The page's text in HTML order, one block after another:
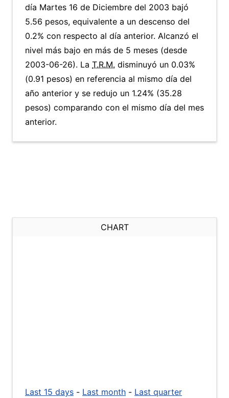
día Martes 16 de Diciembre del 2003 bajó
5.56 pesos, equivalente a un descenso del
0.2% con respecto al día anterior. Alcanzó el
nivel más bajo en más de 5 meses (desde
2003-06-26). La T.R.M. disminuyó un 0.03%
(0.91 pesos) en referencia al mismo día del
año anterior y se redujo un 1.24% (35.28
pesos) comparando con el mismo día del mes
anterior.
CHART
Last 15 days - Last month - Last quarter